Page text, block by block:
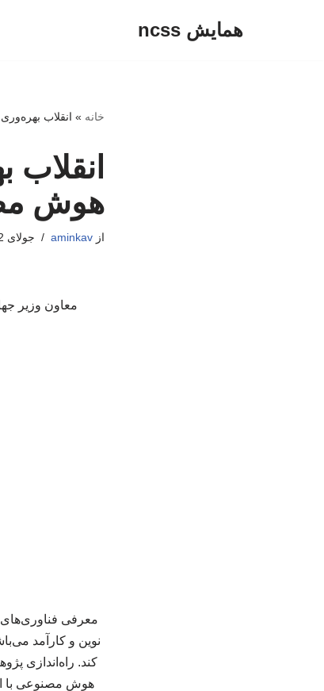
همایش ncss
خانه » انقلاب
هوش
ازaminkav جولای 2, 2026
معاون وزیر
معرفی فناوری‌های
نوین و کارآمد
کند. راه‌اندازی
هوش مصنوعی با